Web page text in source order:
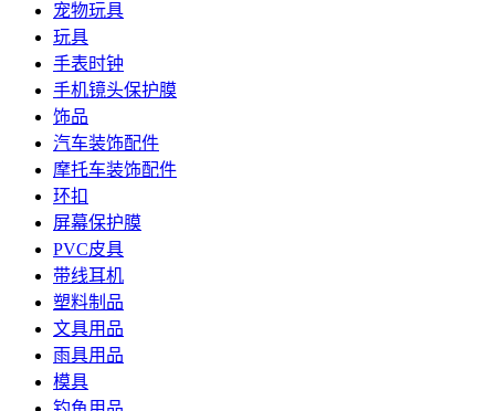
宠物玩具
玩具
手表时钟
手机镜头保护膜
饰品
汽车装饰配件
摩托车装饰配件
环扣
屏幕保护膜
PVC皮具
带线耳机
塑料制品
文具用品
雨具用品
模具